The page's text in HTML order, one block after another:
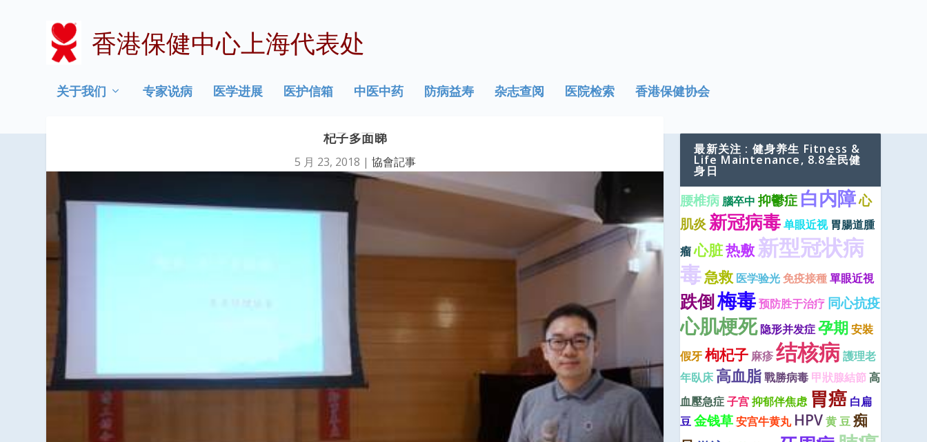
香港保健中心上海代表处
关于我们 专家说病 医学进展 医护信箱 中医中药 防病益寿 杂志查阅 医院检索 香港保健协会
杞子多面睇
5 月 23, 2018 | 協會記事
最新关注 : 健身养生 Fitness &
Life Maintenance, 8.8全民健
身日
腰椎病 腦卒中 抑鬱症 白内障心
肌炎新冠病毒单眼近视 胃腸道腫
瘤心脏热敷新型冠状病
毒急救 医学验光免疫接種單眼近視
跌倒梅毒预防胜于治疗 同心抗疫
心肌梗死隐形并发症孕期安裝
假牙枸杞子 麻疹结核病護理老
年臥床 高血脂戰勝病毒 甲狀腺結節高
血壓急症子宫抑郁伴焦虑 胃癌 白扁
豆金钱草安宫牛黄丸 HPV黄 豆痴